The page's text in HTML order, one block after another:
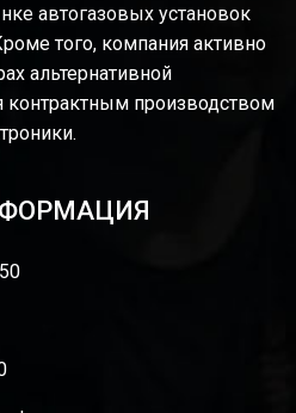
автогазовых установок
того, компания активно
альтернативной
контрактным производством